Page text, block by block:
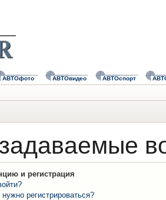
АВТОфото АВТОвидео АВТОспорт
и регистрация
регистрироваться?